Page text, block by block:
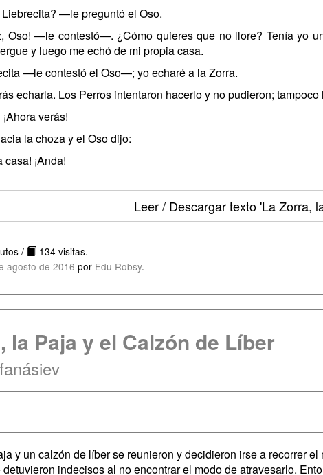
—le preguntó el Oso.
Oso! —le contestó—. ¿Cómo quieres que no llore? Tenía yo
y luego me echó de mi propia casa.
—le contestó el Oso—; yo echaré a la Zorra.
echarla. Los Perros intentaron hacerlo y no pudieron; tampoco
verás!
la choza y el Oso dijo:
¡Anda!
Leer / Descargar texto'La Zorra,
/
134 visitas.
agosto de 2016 por Edu Robsy.
la Paja y el Calzón de Líber
y un calzón de líber se reunieron y decidieron irse a recorrer
indecisos al no encontrar el modo de atravesarlo.